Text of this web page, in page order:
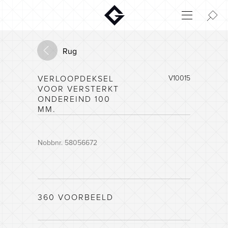
Aktuelt
Home
Login
Rug
VERLOOPDEKSEL
VOOR VERSTERKT
ONDEREIND 100
MM.
V10015
Nobbnr. 58056672
360 VOORBEELD